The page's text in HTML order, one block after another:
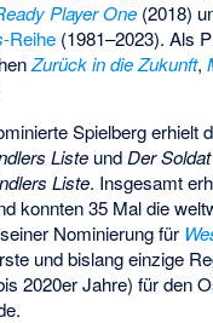
Player One (2018)
-Reihe (1981–2023). Als
Zurück in die Zukunft,
Spielberg erhielt
Liste undDer
Liste. Insgesamt
konnten 35 Mal die
Nominierung für
und bislang einzige
2020er Jahre) für den